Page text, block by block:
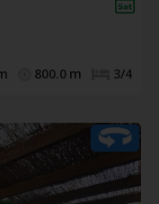
3/4
800.0 m
all'Aia (Procchio)